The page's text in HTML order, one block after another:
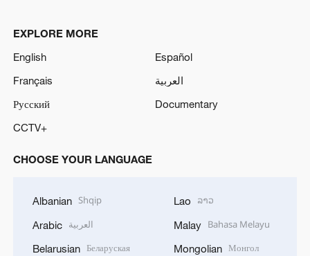
EXPLORE MORE
English
Español
Français
العربية
Русский
Documentary
CCTV+
CHOOSE YOUR LANGUAGE
Albanian Shqip
Arabic العربية
Belarusian Беларуская
Lao ລາວ
Malay Bahasa Melayu
Mongolian Монгол